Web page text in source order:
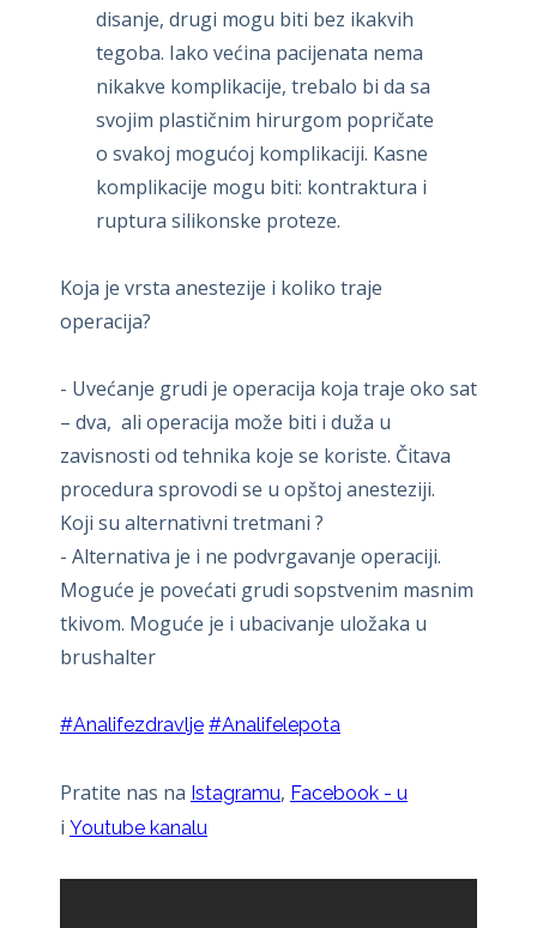
disanje, drugi mogu biti bez ikakvih
tegoba. Iako većina pacijenata nema
nikakve komplikacije, trebalo bi da sa
svojim plastičnim hirurgom popričate
o svakoj mogućoj komplikaciji. Kasne
komplikacije mogu biti: kontraktura i
ruptura silikonske proteze.
Koja je vrsta anestezije i koliko traje
operacija?
- Uvećanje grudi je operacija koja traje oko sat
– dva, ali operacija može biti i duža u
zavisnosti od tehnika koje se koriste. Čitava
procedura sprovodi se u opštoj anesteziji.
Koji su alternativni tretmani ?
- Alternativa je i ne podvrgavanje operaciji.
Moguće je povećati grudi sopstvenim masnim
tkivom. Moguće je i ubacivanje uložaka u
brushalter
#Analifezdravlje #Analifelepota
Pratite nas na Istagramu, Facebook - u
i Youtube kanalu